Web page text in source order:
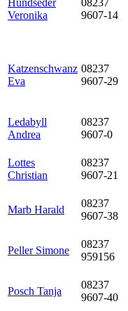
Hundseder
Veronika
08237
9607-14
Katzenschwanz
Eva
08237
9607-29
Ledabyll
Andrea
08237
9607-0
Lottes
Christian
08237
9607-21
Marb Harald
08237
9607-38
Peller Simone
08237
959156
Posch Tanja
08237
9607-40